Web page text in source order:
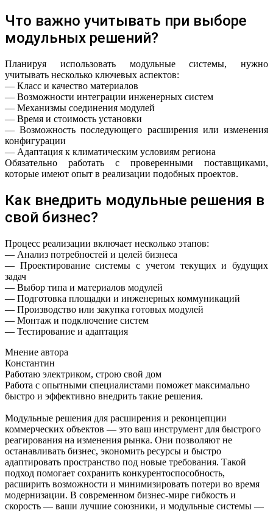
Что важно учитывать при выборе
модульных решений?
Планируя использовать модульные системы, нужно
учитывать несколько ключевых аспектов:
— Класс и качество материалов
— Возможности интеграции инженерных систем
— Механизмы соединения модулей
— Время и стоимость установки
— Возможность последующего расширения или изменения
конфигурации
— Адаптация к климатическим условиям региона
Обязательно работать с проверенными поставщиками,
которые имеют опыт в реализации подобных проектов.
Как внедрить модульные решения в
свой бизнес?
Процесс реализации включает несколько этапов:
— Анализ потребностей и целей бизнеса
— Проектирование системы с учетом текущих и будущих
задач
— Выбор типа и материалов модулей
— Подготовка площадки и инженерных коммуникаций
— Производство или закупка готовых модулей
— Монтаж и подключение систем
— Тестирование и адаптация
Мнение автора
Константин
Работаю электриком, строю свой дом
Работа с опытными специалистами поможет максимально
быстро и эффективно внедрить такие решения.
Модульные решения для расширения и реконцепции
коммерческих объектов — это ваш инструмент для быстрого
реагирования на изменения рынка. Они позволяют не
останавливать бизнес, экономить ресурсы и быстро
адаптировать пространство под новые требования. Такой
подход помогает сохранить конкурентоспособность,
расширить возможности и минимизировать потери во время
модернизации. В современном бизнес-мире гибкость и
скорость — ваши лучшие союзники, и модульные системы —